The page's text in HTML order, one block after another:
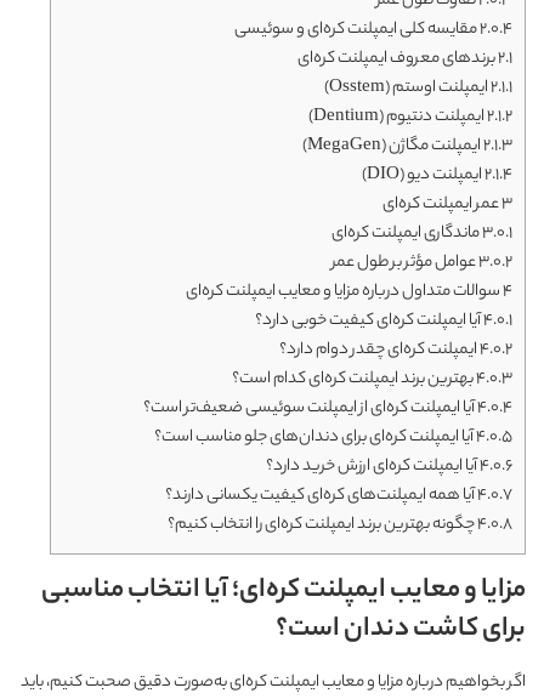
2.0.4مقایسه کلی ایمپلنت کره‌ای و سوئیسی
2.1برندهای معروف ایمپلنت کره‌ای
2.1.1ایمپلنت اوستم (Osstem)
2.1.2ایمپلنت دنتیوم (Dentium)
2.1.3ایمپلنت مگاژن (MegaGen)
2.1.4ایمپلنت دیو (DIO)
3عمر ایمپلنت کره‌ای
3.0.1ماندگاری ایمپلنت کره‌ای
3.0.2عوامل مؤثر بر طول عمر
4سوالات متداول درباره مزایا و معایب ایمپلنت کره‌ای
4.0.1آیا ایمپلنت کره‌ای کیفیت خوبی دارد؟
4.0.2ایمپلنت کره‌ای چقدر دوام دارد؟
4.0.3بهترین برند ایمپلنت کره‌ای کدام است؟
4.0.4آیا ایمپلنت کره‌ای از ایمپلنت سوئیسی ضعیف‌تر است؟
4.0.5آیا ایمپلنت کره‌ای برای دندان‌های جلو مناسب است؟
4.0.6آیا ایمپلنت کره‌ای ارزش خرید دارد؟
4.0.7آیا همه ایمپلنت‌های کره‌ای کیفیت یکسانی دارند؟
4.0.8چگونه بهترین برند ایمپلنت کره‌ای را انتخاب کنیم؟
مزایا و معایب ایمپلنت کره‌ای؛ آیا انتخاب مناسبی
برای کاشت دندان است؟
اگر بخواهیم درباره مزایا و معایب ایمپلنت کره‌ای به‌صورت دقیق صحبت کنیم، باید